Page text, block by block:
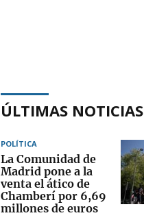
ÚLTIMAS NOTICIAS
POLÍTICA
La Comunidad de
Madrid pone a la
venta el ático de
Chamberí por 6,69
millones de euros